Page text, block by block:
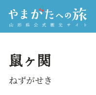
鼠ヶ関
ねずがせき